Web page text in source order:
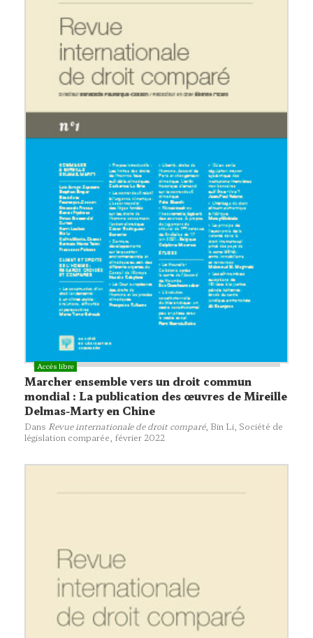
Marcher ensemble vers un droit commun
mondial : La publication des œuvres de Mireille
Delmas-Marty en Chine
Dans Revue internationale de droit comparé, Bin Li, Société de
législation comparée , février 2022